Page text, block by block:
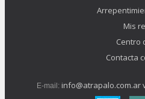
Mis
Centro
Contacta
E-mail: info@atrapalo.com.ar